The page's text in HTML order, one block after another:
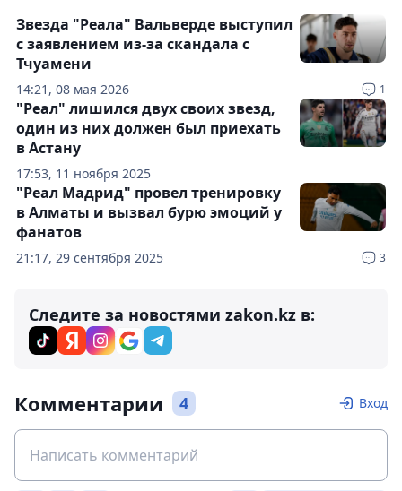
14:21, 08 мая 2026 1
Звезда "Реала" Вальверде выступил
с заявлением из-за скандала с
Тчуамени
17:53, 11 ноября 2025
"Реал" лишился двух своих звезд,
один из них должен был приехать
в Астану
21:17, 29 сентября 2025 3
"Реал Мадрид" провел тренировку
в Алматы и вызвал бурю эмоций у
фанатов
Следите за новостями zakon.kz в:
Комментарии 4 Вход